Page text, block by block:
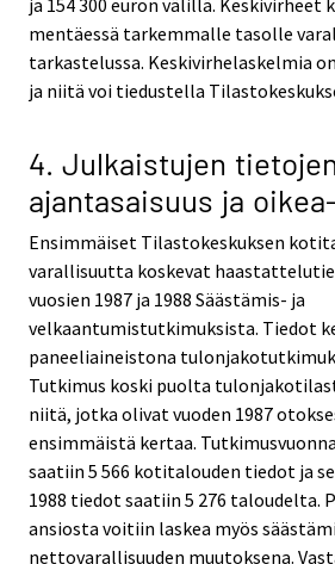
mentäessä tarkemmalle tasolle
tarkastelussa. Keskivirhelaskelmia
ja niitä voi tiedustella
4. Julkaistujen
ajantasaisuus ja
Ensimmäiset Tilastokeskuksen
varallisuutta koskevat
vuosien 1987 ja 1988 Säästämis- ja
velkaantumistutkimuksista. Tiedot
paneeliaineistona
Tutkimus koski puolta
niitä, jotka olivat vuoden 1987
ensimmäistä kertaa.
saatiin 5 566 kotitalouden tiedot ja
1988 tiedot saatiin 5 276 taloudelta.
ansiosta voitiin laskea myös
nettovarallisuuden muutoksena.